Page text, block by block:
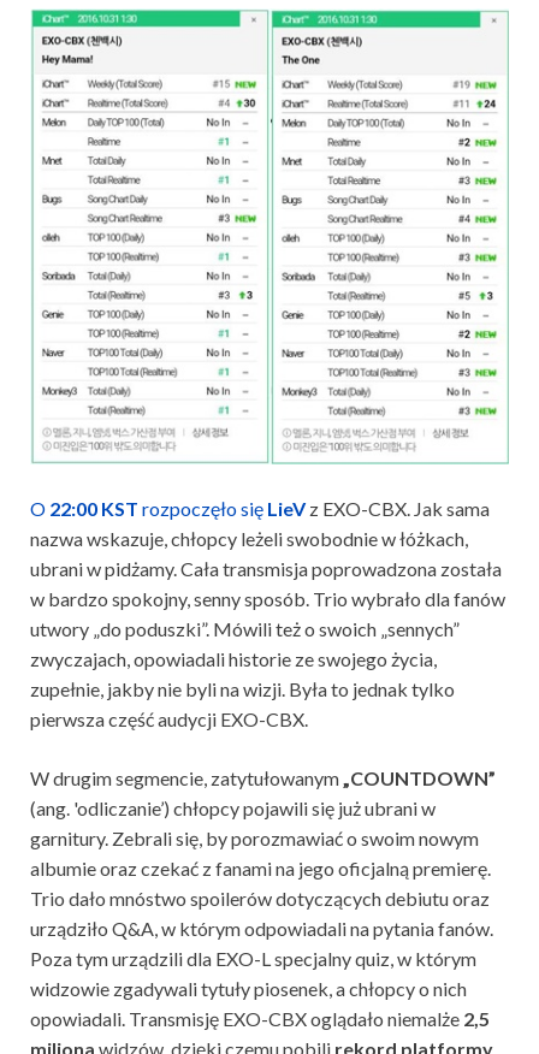
O 22:00 KST rozpoczęło się LieVz EXO-CBX. Jak sama
nazwa wskazuje, chłopcy leżeli swobodnie w łóżkach,
ubrani w pidżamy. Cała transmisja poprowadzona została
w bardzo spokojny, senny sposób. Trio wybrało dla fanów
utwory „do poduszki”. Mówili też o swoich „sennych”
zwyczajach, opowiadali historie ze swojego życia,
zupełnie, jakby nie byli na wizji. Była to jednak tylko
pierwsza część audycji EXO-CBX.
W drugim segmencie, zatytułowanym„COUNTDOWN”
(ang. 'odliczanie’) chłopcy pojawili się już ubrani w
garnitury. Zebrali się, by porozmawiać o swoim nowym
albumie oraz czekać z fanami na jego oficjalną premierę.
Trio dało mnóstwo spoilerów dotyczących debiutu oraz
urządziło Q&A, w którym odpowiadali na pytania fanów.
Poza tym urządzili dla EXO-L specjalny quiz, w którym
widzowie zgadywali tytuły piosenek, a chłopcy o nich
opowiadali. Transmisję EXO-CBX oglądało niemalże 2,5
miliona widzów, dzięki czemu pobili rekord platformy